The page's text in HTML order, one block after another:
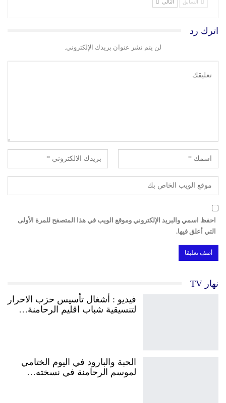
السابق التالي
اترك رد
لن يتم نشر عنوان بريدك الإلكتروني.
احفظ اسمي والبريد الإلكتروني وموقع الويب في هذا المتصفح للمرة الأولى
التي أعلق فيها.
نهار TV
فيديو : أشغال تأسيس حزب الاحرار
لتنسيقية شباب اقليم الرحامنة…
الحبة والبارود في اليوم الختامي
لموسم الرحامنة في نسخته…